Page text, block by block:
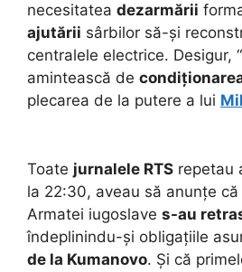
necesitatea dezarmării
ajutării sârbilor să-și
centralele electrice. Desigur,
amintească de
plecarea de la putere a lui
Toate jurnalele RTS repetau
la 22:30, aveau să anunțe
Armatei iugoslave s-au
îndeplinindu-și obligațiile
de la Kumanovo. Și că